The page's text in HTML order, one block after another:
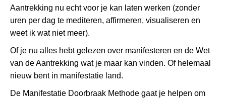
Aantrekking nu echt voor je kan laten werken (zonder
uren per dag te mediteren, affirmeren, visualiseren en
weet ik wat niet meer).
Of je nu alles hebt gelezen over manifesteren en de Wet
van de Aantrekking wat je maar kan vinden. Of helemaal
nieuw bent in manifestatie land.
De Manifestatie Doorbraak Methode gaat je helpen om